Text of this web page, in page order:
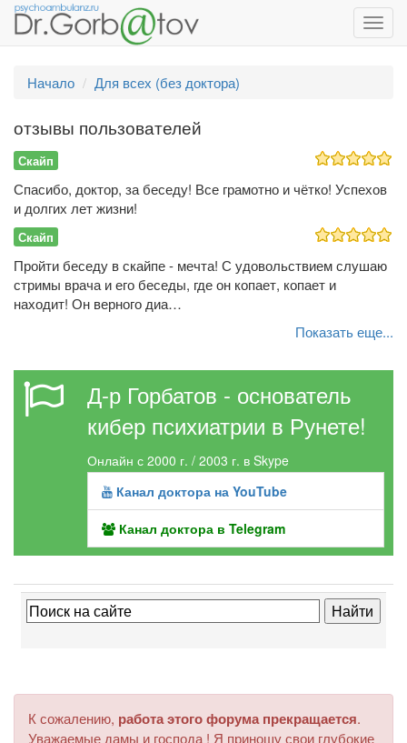
Начало
Для всех (без доктора)
отзывы пользователей
Скайп
Спасибо, доктор, за беседу! Все грамотно и чётко! Успехов
и долгих лет жизни!
Скайп
Пройти беседу в скайпе - мечта! С удовольствием слушаю
стримы врача и его беседы, где он копает, копает и
находит! Он верного диа…
Показать еще...
Д-р Горбатов - основатель
кибер психиатрии в Рунете!
Онлайн с 2000 г. / 2003 г. в Skype
Канал доктора на YouTube
Канал доктора в Telegram
К сожалению, работа этого форума прекращается.
Уважаемые дамы и господа ! Я приношу свои глубокие